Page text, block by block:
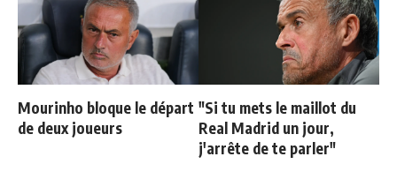
Mourinho bloque le départ
de deux joueurs
"Si tu mets le maillot du
Real Madrid un jour,
j'arrête de te parler"